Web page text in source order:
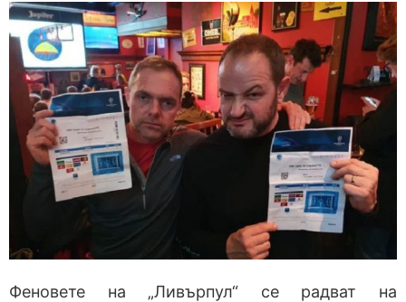
Феновете на „Ливърпул“ се радват на